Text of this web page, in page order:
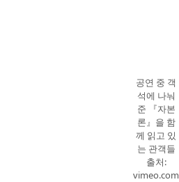
공연 중 객
석에 나눠
준 『자본
론』을 함
께 읽고 있
는 관객들
출처:
vimeo.com